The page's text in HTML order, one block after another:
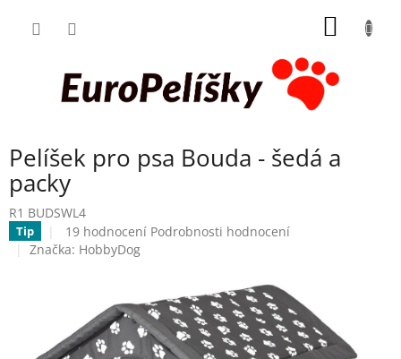
Pelíšek pro psa Bouda - šedá a
packy
R1 BUDSWL4
Tip
Průměrné
hodnocení
5
hvězdiček.
19 hodnocení Podrobnosti hodnocení
Značka: HobbyDog